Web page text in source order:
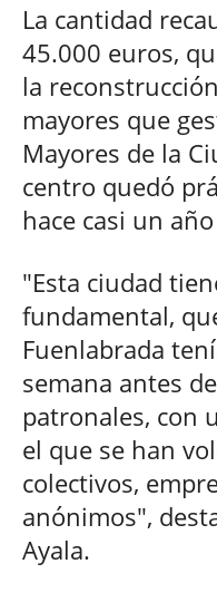
La cantidad
45.000 euros,
la
mayores que
Mayores de la
centro quedó
hace casi un
"Esta ciudad
fundamental,
Fuenlabrada
semana antes
patronales, con
el que se han
colectivos,
anónimos",
Ayala.